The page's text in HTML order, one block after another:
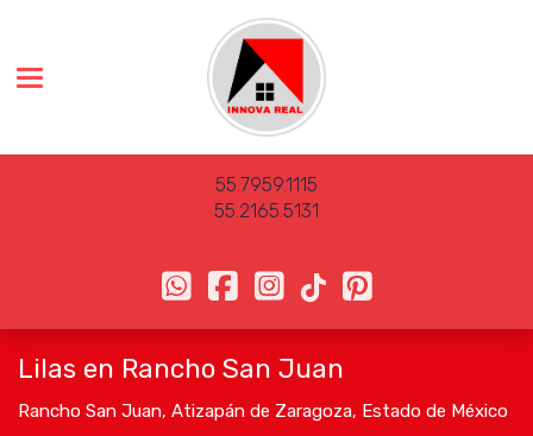
Toggle navigation
55.7959.1115
55.2165.5131
Lilas en Rancho San Juan
Rancho San Juan, Atizapán de Zaragoza, Estado de México